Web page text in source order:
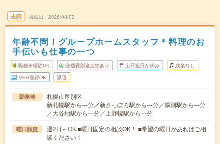
未読 掲載日 2026/08/03
年齢不問！グループホームスタッフ＊料理のお
手伝いも仕事の一つ
職種未経験OK 交通費別途支給あり 土日祝日が休み 残業なし
WEB登録OK 派遣
勤務地
札幌市厚別区
新札幌駅から---分／新さっぽろ駅から---分／厚別駅から---分
／大谷地駅から---分／上野幌駅から---分
曜日頻度
週2日～OK ■曜日固定の相談OK！ ■希望の曜日があればご相
談ください！